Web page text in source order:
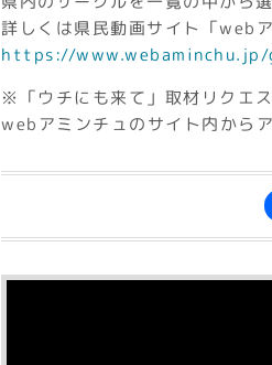
詳しくは県民動画サイト「web
https://
※「ウチにも来て」取材リクエ
webアミンチュのサイト内から